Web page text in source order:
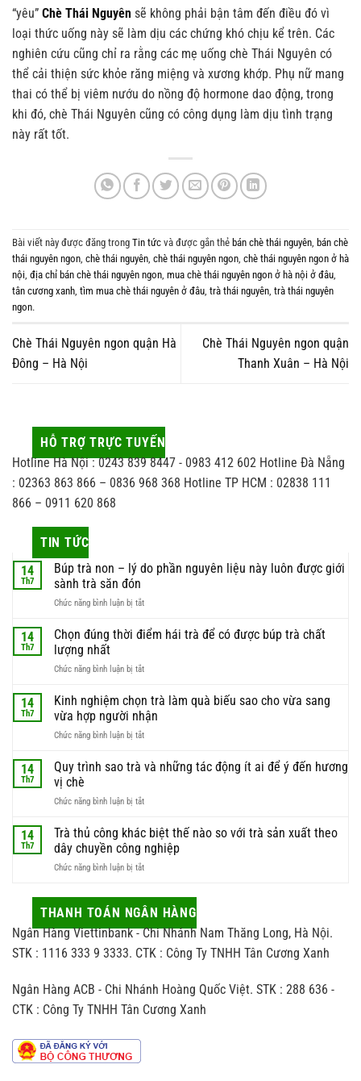
“yêu” Chè Thái Nguyên sẽ không phải bận tâm đến điều đó vì
loại thức uống này sẽ làm dịu các chứng khó chịu kể trên. Các
nghiên cứu cũng chỉ ra rằng các mẹ uống chè Thái Nguyên có
thể cải thiện sức khỏe răng miệng và xương khớp. Phụ nữ mang
thai có thể bị viêm nướu do nồng độ hormone dao động, trong
khi đó, chè Thái Nguyên cũng có công dụng làm dịu tình trạng
này rất tốt.
Bài viết này được đăng trong Tin tức và được gắn thẻ bán chè thái nguyên, bán chè
thái nguyên ngon, chè thái nguyên, chè thái nguyên ngon, chè thái nguyên ngon ở hà
nội, địa chỉ bán chè thái nguyên ngon, mua chè thái nguyên ngon ở hà nội ở đâu,
tân cương xanh, tìm mua chè thái nguyên ở đâu, trà thái nguyên, trà thái nguyên
ngon.
Chè Thái Nguyên ngon quận Hà
Đông – Hà Nội
Chè Thái Nguyên ngon quận
Thanh Xuân – Hà Nội
HỖ TRỢ TRỰC TUYẾN
Hotline Hà Nội : 0243 839 8447 - 0983 412 602 Hotline Đà Nẵng
: 02363 863 866 – 0836 968 368 Hotline TP HCM : 02838 111
866 – 0911 620 868
TIN TỨC
14
Th7
Búp trà non – lý do phần nguyên liệu này luôn được giới
sành trà săn đón
Chức năng bình luận bị tắtở
trà
lý
phần
nguyên
liệu
này
được
trà
đón
14
Th7
Chọn đúng thời điểm hái trà để có được búp trà chất
lượng nhất
Chức năng bình luận bị tắtở
đúng
thời
điểm
hái
để
búp
chất
lượng
14
Th7
Kinh nghiệm chọn trà làm quà biếu sao cho vừa sang
vừa hợp người nhận
Chức năng bình luận bị tắtở
nghiệm
làm
biếu
sao
cho
vừa
vừa
hợp
người
nhận
14
Th7
Quy trình sao trà và những tác động ít ai để ý đến hương
vị chè
Chức năng bình luận bị tắtở
trình
trà
và
tác
động
ai
để
hương
vị
14
Th7
Trà thủ công khác biệt thế nào so với trà sản xuất theo
dây chuyền công nghiệp
Chức năng bình luận bị tắtở
công
biệt
thế
với
trà
sản
THANH TOÁN NGÂN HÀNG
Ngân Hàng Viettinbank - Chi Nhánh Nam Thăng Long, Hà Nội.
STK : 1116 333 9 3333. CTK : Công Ty TNHH Tân Cương Xanh
Ngân Hàng ACB - Chi Nhánh Hoàng Quốc Việt. STK : 288 636 -
CTK : Công Ty TNHH Tân Cương Xanh